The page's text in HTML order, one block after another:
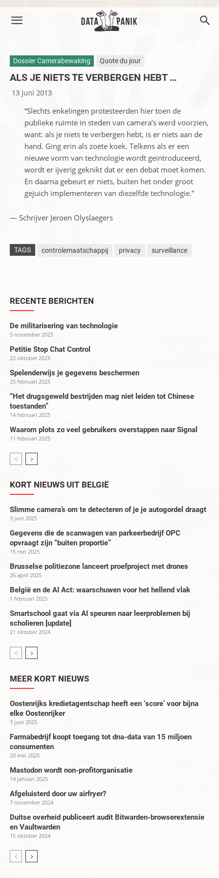
Dossier Camerabewaking Quote du jour
ALS JE NIETS TE VERBERGEN HEBT …
13 juni 2013
“Slechts enkelingen protesteerden hier toen de
publieke ruimte in steden van camera’s werd voorzien,
want: als je niets te verbergen hebt, is er niets aan de
hand. Ging erin als zoete koek. Telkens als er een
nieuwe vorm van technologie wordt geïntroduceerd,
wordt er ijverig geknikt dat er een debat moet komen.
En daarna gebeurt er niets, buiten het onder groot
gejuich implementeren van diezelfde technologie.”
— Schrijver Jeroen Olyslaegers
TAGS controlemaatschappij privacy surveillance
RECENTE BERICHTEN
De militarisering van technologie
5 november 2025
Petitie Stop Chat Control
22 oktober 2025
Spelenderwijs je gegevens beschermen
25 februari 2025
“Het drugsgeweld bestrijden mag niet leiden tot Chinese
toestanden”
14 februari 2025
Waarom plots zo veel gebruikers overstappen naar Signal
11 februari 2025
KORT NIEUWS UIT BELGIË
Slimme camera’s om te detecteren of je je autogordel draagt
3 juni 2025
Gegevens die de scanwagen van parkeerbedrijf OPC
opvraagt zijn “buiten proportie”
15 mei 2025
Brusselse politiezone lanceert proefproject met drones
26 april 2025
België en de AI Act: waarschuwen voor het hellend vlak
1 februari 2025
Smartschool gaat via AI speuren naar leerproblemen bij
scholieren [update]
21 oktober 2024
MEER KORT NIEUWS
Oostenrijks kredietagentschap heeft een ‘score’ voor bijna
elke Oostenrijker
3 juni 2025
Farmabedrijf koopt toegang tot dna-data van 15 miljoen
consumenten
20 mei 2025
Mastodon wordt non-profitorganisatie
14 januari 2025
Afgeluisterd door uw airfryer?
7 november 2024
Duitse overheid publiceert audit Bitwarden-browserextensie
en Vaultwarden
15 oktober 2024